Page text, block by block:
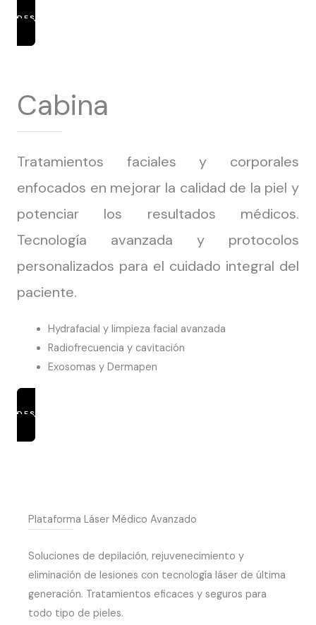
DESCUBRIR TRATAMIENTOS
Cabina
Tratamientos faciales y corporales
enfocados en mejorar la calidad de la piel y
potenciar los resultados médicos.
Tecnología avanzada y protocolos
personalizados para el cuidado integral del
paciente.
Hydrafacial y limpieza facial avanzada
Radiofrecuencia y cavitación
Exosomas y Dermapen
DESCUBRIR TRATAMIENTOS
Plataforma Láser Médico Avanzado
Soluciones de depilación, rejuvenecimiento y
eliminación de lesiones con tecnología láser de última
generación. Tratamientos eficaces y seguros para
todo tipo de pieles.